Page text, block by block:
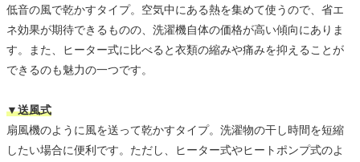
低音の風で乾かすタイプ。空気中にある熱を集めて使うので、省エ
ネ効果が期待できるものの、洗濯機自体の価格が高い傾向にありま
す。また、ヒーター式に比べると衣類の縮みや痛みを抑えることが
できるのも魅力の一つです。
▼送風式
扇風機のように風を送って乾かすタイプ。洗濯物の干し時間を短縮
したい場合に便利です。ただし、ヒーター式やヒートポンプ式のよ